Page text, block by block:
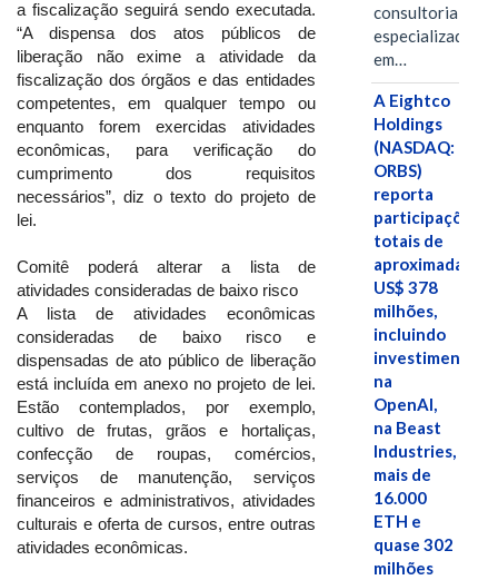
a fiscalização seguirá sendo executada.
“A dispensa dos atos públicos de
liberação não exime a atividade da
fiscalização dos órgãos e das entidades
competentes, em qualquer tempo ou
enquanto forem exercidas atividades
econômicas, para verificação do
cumprimento dos requisitos
necessários”, diz o texto do projeto de
lei.
Comitê poderá alterar a lista de
atividades consideradas de baixo risco
A lista de atividades econômicas
consideradas de baixo risco e
dispensadas de ato público de liberação
está incluída em anexo no projeto de lei.
Estão contemplados, por exemplo,
cultivo de frutas, grãos e hortaliças,
confecção de roupas, comércios,
serviços de manutenção, serviços
financeiros e administrativos, atividades
culturais e oferta de cursos, entre outras
atividades econômicas.
consultoria
especializada
em…
A Eightco
Holdings
(NASDAQ:
ORBS)
reporta
participações
totais de
US$ 378
milhões,
incluindo
investimentos
na
OpenAI,
na Beast
Industries,
mais de
16.000
ETH e
quase 302
milhões